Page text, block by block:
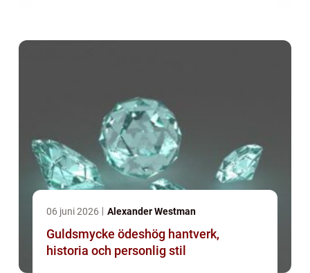
06 juni 2026 Alexander Westman
Guldsmycke ödeshög hantverk,
historia och personlig stil